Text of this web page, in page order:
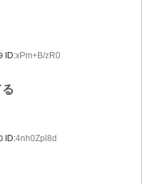
ID:xPm+B/zR0
ID:4nh0Zpl8d